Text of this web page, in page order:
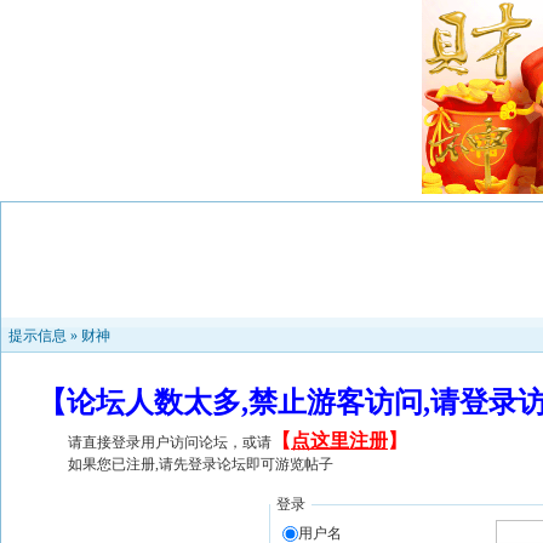
提示信息 » 财神
【论坛人数太多,禁止游客访问,请登
请直接登录用户访问论坛，或请 【 点这里注册】
如果您已注册,请先登录论坛即可游览帖子
登录
用户名